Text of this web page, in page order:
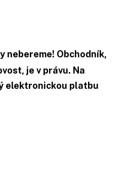
nebereme! Obchodník,
je v právu. Na
elektronickou platbu